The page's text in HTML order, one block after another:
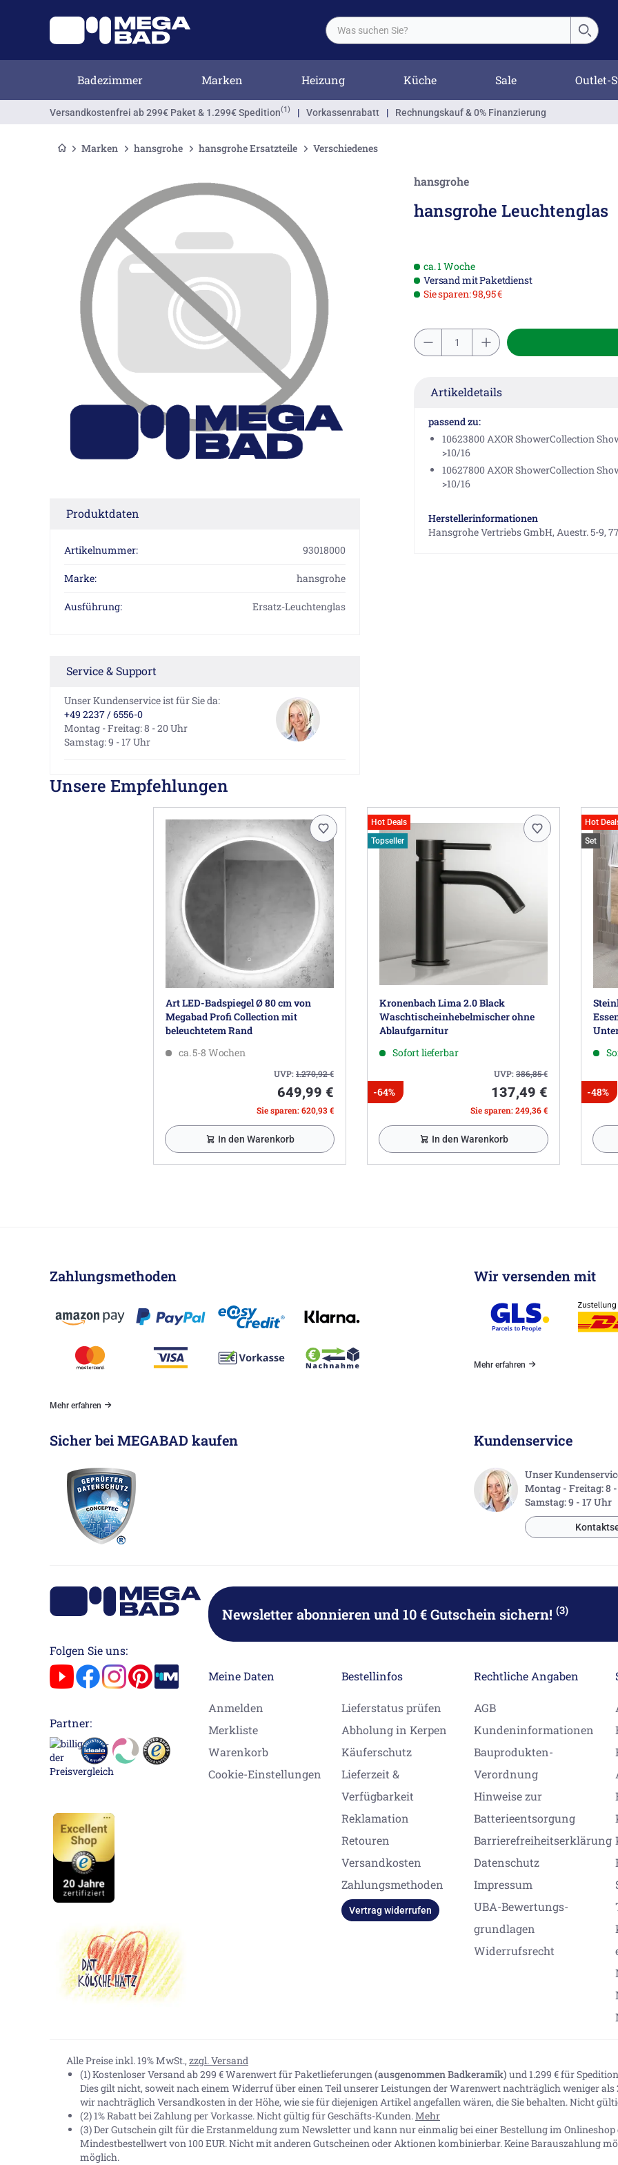
Badezimmer Marken Heizung Küche Sale Outlet-
Versandkostenfrei ab 299€ Paket & 1.299€ Spedition(1) | Vorkassenrabatt | Rechnungskauf & 0% Finanzierung
Marken hansgrohe hansgrohe Ersatzteile Verschiedenes
Produktdaten
Artikelnummer: 93018000
Marke: hansgrohe
Ausführung: Ersatz-Leuchtenglas
Service & Support
Unser Kundenservice ist für Sie da:
+49 2237 / 6556-0
Montag - Freitag: 8 - 20 Uhr
Samstag: 9 - 17 Uhr
hansgrohe
hansgrohe Leuchtenglas
ca. 1 Woche
Versand mit Paketdienst
Sie sparen: 98,95 €
Artikeldetails
passend zu:
10623800 AXOR ShowerCollection
>10/16
10627800 AXOR ShowerCollection
>10/16
Herstellerinformationen
Hansgrohe Vertriebs GmbH, Auestr. 5-9,
Unsere Empfehlungen
Art LED-Badspiegel Ø 80 cm von
Megabad Profi Collection mit
beleuchtetem Rand
ca. 5-8 Wochen
UVP:1.270,92€
649,99 €
Sie sparen: 620,93 €
In den Warenkorb
Hot Deals
Topseller
Kronenbach Lima 2.0 Black
Waschtischeinhebelmischer ohne
Ablaufgarnitur
Sofort lieferbar
UVP:386,85€
-64% 137,49 €
Sie sparen: 249,36 €
In den Warenkorb
Hot
Set
-48%
Zahlungsmethoden
Mehr erfahren
Wir versenden mit
Mehr erfahren
Sicher bei MEGABAD kaufen Kundenservice
Unser
Montag - Freitag: 8
Samstag: 9 - 17 Uhr
Folgen Sie uns:
Partner:
Newsletter abonnierenund 10 € Gutschein sichern! (3)
Meine Daten
Anmelden
Merkliste
Warenkorb
Cookie-Einstellungen
Bestellinfos
Lieferstatus prüfen
Abholung in Kerpen
Käuferschutz
Lieferzeit &
Verfügbarkeit
Reklamation
Retouren
Versandkosten
Zahlungsmethoden
Vertrag widerrufen
Rechtliche Angaben
AGB
Kundeninformationen
Bauprodukten-
Verordnung
Hinweise zur
Batterieentsorgung
Barrierefreiheitserklärung
Datenschutz
Impressum
UBA-Bewertungs-
grundlagen
Widerrufsrecht
Alle Preise inkl. 19% MwSt., zzgl. Versand
(1) Kostenloser Versand ab 299 € Warenwert für Paketlieferungen (ausgenommen Badkeramik) und 1.299 € für
Dies gilt nicht, soweit nach einem Widerruf über einen Teil unserer Leistungen der Warenwert nachträglich weniger als
wir nachträglich Versandkosten in der Höhe, wie sie für diejenigen Artikel angefallen wären, die Sie behalten. Nicht
(2) 1% Rabatt bei Zahlung per Vorkasse. Nicht gültig für Geschäfts-Kunden. Mehr
(3) Der Gutschein gilt für die Erstanmeldung zum Newsletter und kann nur einmalig bei einer Bestellung im
Mindestbestellwert von 100 EUR. Nicht mit anderen Gutscheinen oder Aktionen kombinierbar. Keine Barauszahlung
möglich.